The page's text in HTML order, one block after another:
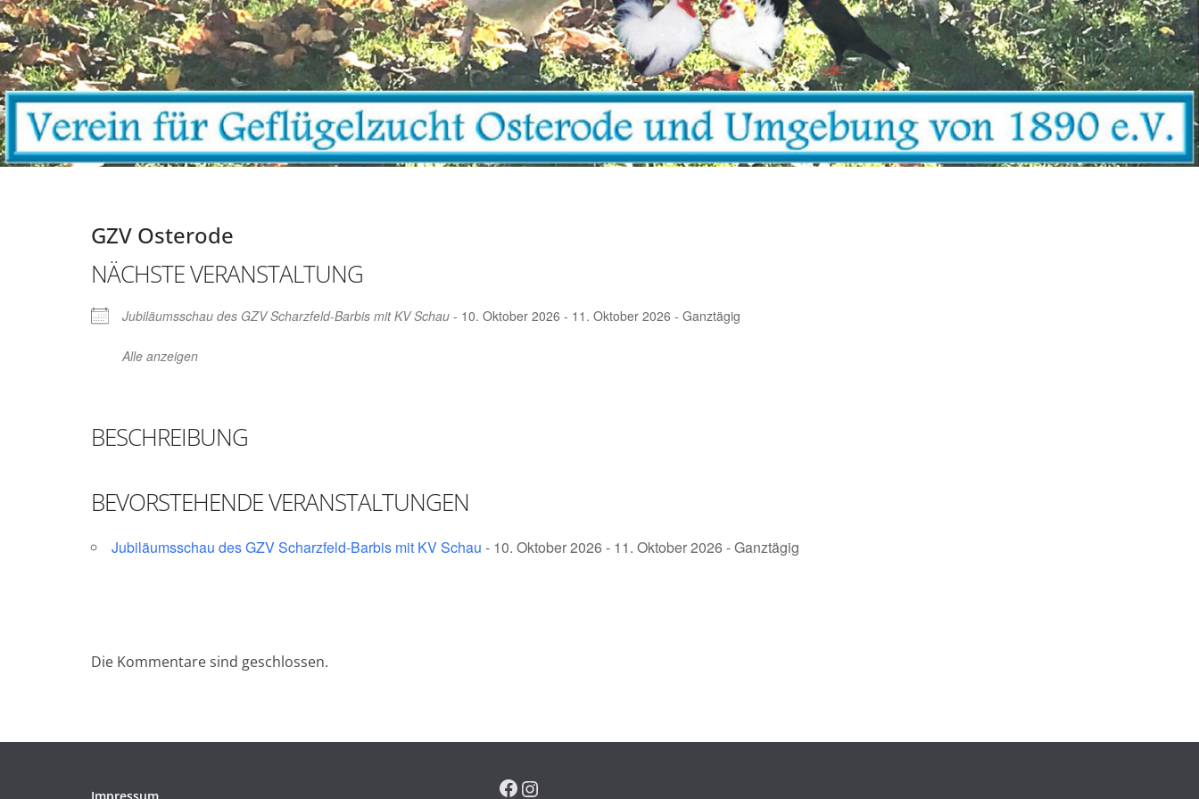
GZV Osterode
NÄCHSTE VERANSTALTUNG
Jubiläumsschau des GZV Scharzfeld-Barbis mit KV Schau - 10. Oktober 2026 - 11. Oktober 2026 - Ganztägig
Alle anzeigen
BESCHREIBUNG
BEVORSTEHENDE VERANSTALTUNGEN
Jubiläumsschau des GZV Scharzfeld-Barbis mit KV Schau - 10. Oktober 2026 - 11. Oktober 2026 - Ganztägig
Die Kommentare sind geschlossen.
Facebook
Instagram